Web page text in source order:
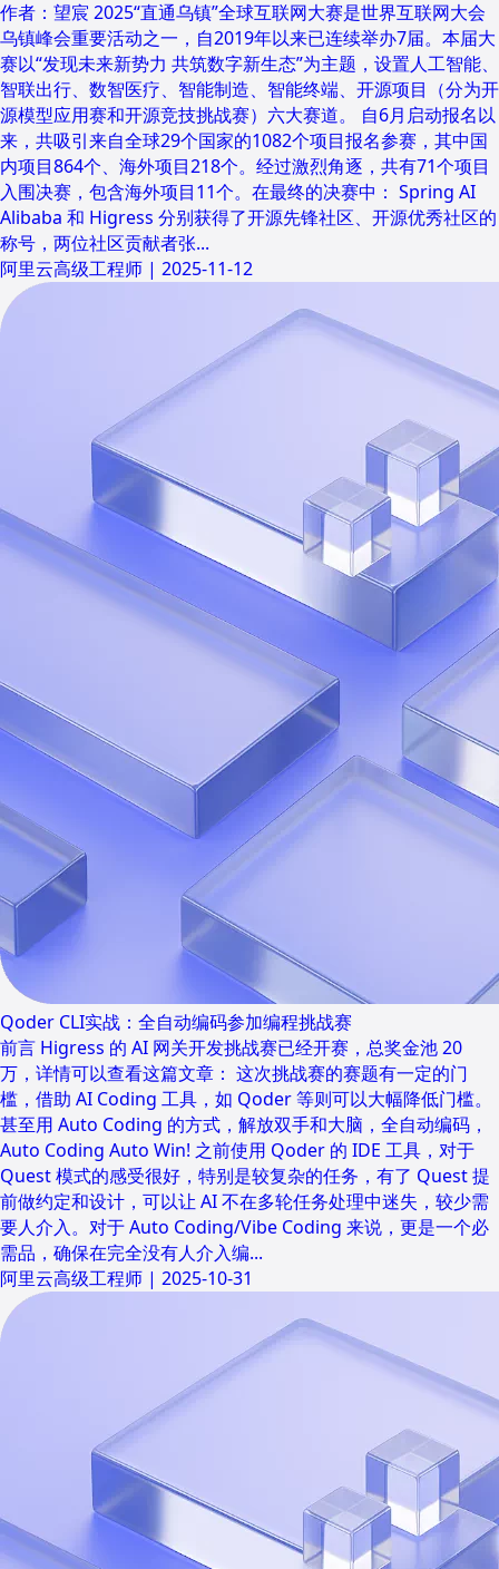
作者：望宸 2025“直通乌镇”全球互联网大赛是世界互联网大会
乌镇峰会重要活动之一，自2019年以来已连续举办7届。本届大
赛以“发现未来新势力 共筑数字新生态”为主题，设置人工智能、
智联出行、数智医疗、智能制造、智能终端、开源项目（分为开
源模型应用赛和开源竞技挑战赛）六大赛道。 自6月启动报名以
来，共吸引来自全球29个国家的1082个项目报名参赛，其中国
内项目864个、海外项目218个。经过激烈角逐，共有71个项目
入围决赛，包含海外项目11个。在最终的决赛中： Spring AI
Alibaba 和 Higress 分别获得了开源先锋社区、开源优秀社区的
称号，两位社区贡献者张...
阿里云高级工程师 | 2025-11-12
Qoder CLI实战：全自动编码参加编程挑战赛
前言 Higress 的 AI 网关开发挑战赛已经开赛，总奖金池 20
万，详情可以查看这篇文章： 这次挑战赛的赛题有一定的门
槛，借助 AI Coding 工具，如 Qoder 等则可以大幅降低门槛。
甚至用 Auto Coding 的方式，解放双手和大脑，全自动编码，
Auto Coding Auto Win! 之前使用 Qoder 的 IDE 工具，对于
Quest 模式的感受很好，特别是较复杂的任务，有了 Quest 提
前做约定和设计，可以让 AI 不在多轮任务处理中迷失，较少需
要人介入。对于 Auto Coding/Vibe Coding 来说，更是一个必
需品，确保在完全没有人介入编...
阿里云高级工程师 | 2025-10-31